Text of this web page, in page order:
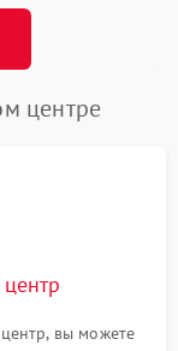
центре
вы можете